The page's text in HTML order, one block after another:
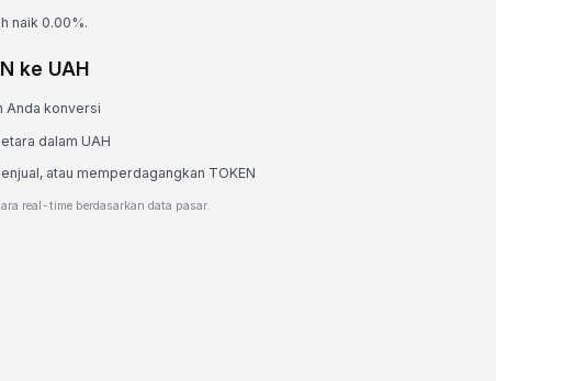
naik 0.00%.
ke UAH
Anda konversi
dalam UAH
atau memperdagangkan TOKEN
real-time berdasarkan data pasar.